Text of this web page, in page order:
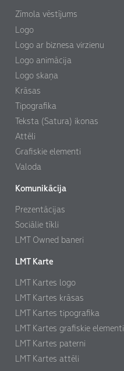
Zīmola vēstījums
Logo
Logo ar biznesa virzienu
Logo animācija
Logo skaņa
Krāsas
Tipografika
Teksta (Satura) ikonas
Attēli
Grafiskie elementi
Valoda
Komunikācija
Prezentācijas
Sociālie tīkli
LMT Owned baneri
LMT Karte
LMT Kartes logo
LMT Kartes krāsas
LMT Kartes tipografika
LMT Kartes grafiskie elementi
LMT Kartes paterni
LMT Kartes attēli